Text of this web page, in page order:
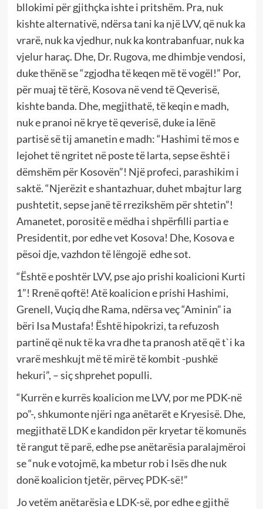
bllokimi për gjithçka ishte i pritshëm. Pra, nuk
kishte alternativë, ndërsa tani ka një LVV, që nuk ka
vrarë, nuk ka vjedhur, nuk ka kontrabanfuar, nuk ka
vjelur haraç. Dhe, Dr. Rugova, me dhimbje vendosi,
duke thënë se “zgjodha të keqen më të vogël!” Por,
për muaj të tërë, Kosova në vend të Qeverisë,
kishte banda. Dhe, megjithatë, të keqin e madh,
nuk e pranoi në krye të qeverisë, duke ia lënë
partisë së tij amanetin e madh: “Hashimi të mos e
lejohet të ngritet në poste të larta, sepse është i
dëmshëm për Kosovën”! Një profeci, parashikim i
saktë. “Njerëzit e shantazhuar, duhet mbajtur larg
pushtetit, sepse janë të rrezikshëm për shtetin”!
Amanetet, porositë e mëdha i shpërfilli partia e
Presidentit, por edhe vet Kosova! Dhe, Kosova e
pësoi dje, vazhdon të lëngojë edhe sot.
“Është e poshtër LVV, pse ajo prishi koalicioni Kurti
1”! Rrenë qoftë! Atë koalicion e prishi Hashimi,
Grenell, Vuçiq dhe Rama, ndërsa veç “Aminin” ia
bëri Isa Mustafa! Është hipokrizi, ta refuzosh
partinë që nuk të ka vra dhe ta pranosh atë që t`i ka
vrarë meshkujt më të mirë të kombit -pushkë
hekuri”, – siç shprehet populli.
“Kurrën e kurrës koalicion me LVV, por me PDK-në
po”-, shkumonte njëri nga anëtarët e Kryesisë. Dhe,
megjithatë LDK e kandidon për kryetar të komunës
të rangut të parë, edhe pse anëtarësia paralajmëroi
se “nuk e votojmë, ka mbetur rob i Isës dhe nuk
donë koalicion tjetër, përveç PDK-së!”
Jo vetëm anëtarësia e LDK-së, por edhe e gjithë